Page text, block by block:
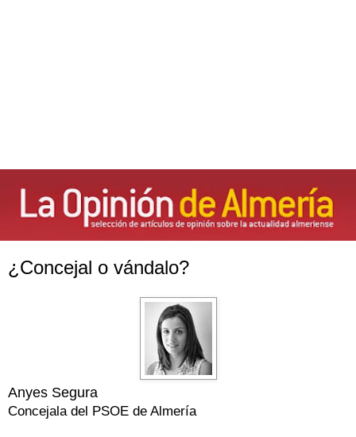
¿Concejal o vándalo?
Anyes Segura
Concejala del PSOE de Almería